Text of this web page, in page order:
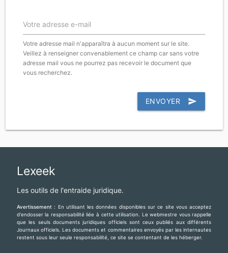
Votre adresse e-mail
Votre adresse mail n'apparaîtra à aucun moment sur le site.
Veillez à renseigner convenablement ce champ car sans votre
adresse mail vous ne pourrez pas recevoir le document que
vous recherchez.
ENVOYER send
Lexeek
Les outils de l'entraide juridique.
Avertissement : En utilisant les données disponibles sur ce site vous acceptez
d'endosser la responsabilité liée à cette utilisation. Le webmestre vous rappelle
que les seuls documents juridiques officiels sont ceux publiés aux différents
Journaux officiels. Les documents et commentaires envoyés par les internautes
restent sous leur seule responsabilité, ce site se contentant de les héberger.